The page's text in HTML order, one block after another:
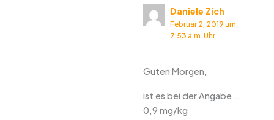
Daniele Zich
Februar 2, 2019 um
7:53 a.m. Uhr
Guten Morgen,
ist es bei der Angabe …
0,9 mg/kg